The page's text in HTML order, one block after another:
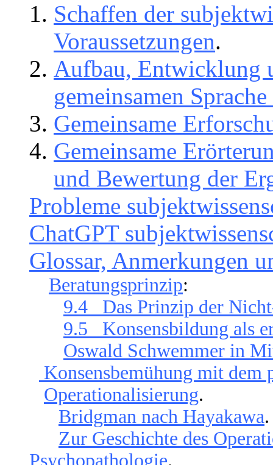
Schaffen der
Voraussetzungen.
Aufbau, Entwicklung
gemeinsamen
Gemeinsame
Gemeinsame
und Bewertung der
Probleme
ChatGPT
Glossar, Anmerkungen
Beratungsprinzip:
9.4 Das Prinzip der
9.5 Konsensbildung als
Oswald Schwemmer in
Konsensbemühung mit dem
Operationalisierung.
Bridgman nach Hayakawa.
Zur Geschichte des
Psychopathologie.